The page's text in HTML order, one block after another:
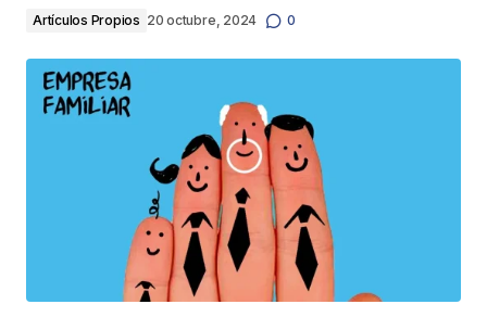
Artículos Propios 20 octubre, 2024 0